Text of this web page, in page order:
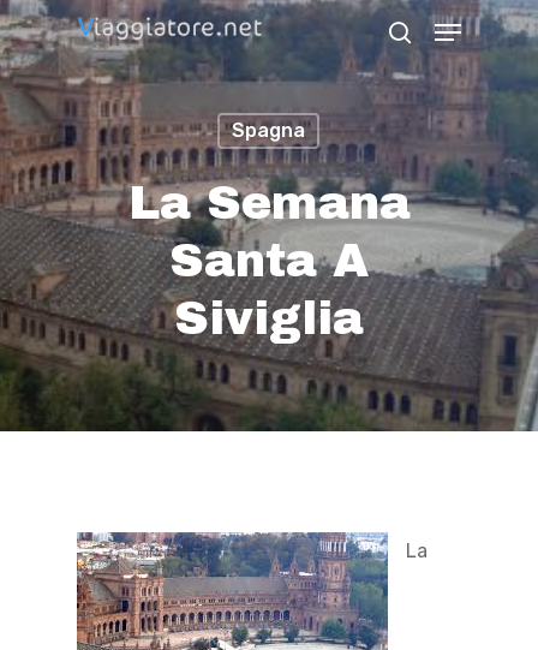
Skip
to
main
content
search
Menu
Spagna
La Semana
Santa A
Siviglia
La
Close
Menu